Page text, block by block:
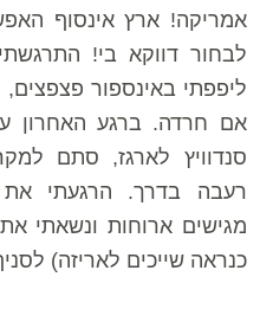
אמריקה! ארץ אינסוף
לבחור דווקא בי!
ליפפתי באינספור פצפצים,
אם חרדה. ברגע האחרון
סנדוויץ לארגז, סתם
רעבה בדרך. הרגעתי את
כנראה שייכים לאריזה)